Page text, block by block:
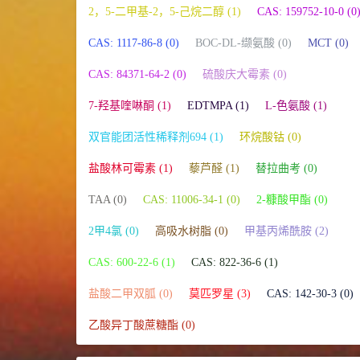
2，5-二甲基-2，5-己烷二醇 (1) CAS: 159752-10-0 (0)
CAS: 1117-86-8 (0) BOC-DL-缬氨酸 (0) MCT (0)
CAS: 84371-64-2 (0) 硫酸庆大霉素 (0)
7-羟基喹啉酮 (1) EDTMPA (1) L-色氨酸 (1)
双官能团活性稀释剂694 (1) 环烷酸钴 (0)
盐酸林可霉素 (1) 藜芦醛 (1) 替拉曲考 (0)
TAA (0) CAS: 11006-34-1 (0) 2-糠酸甲酯 (0)
2甲4氯 (0) 高吸水树脂 (0) 甲基丙烯酰胺 (2)
CAS: 600-22-6 (1) CAS: 822-36-6 (1)
盐酸二甲双胍 (0) 莫匹罗星 (3) CAS: 142-30-3 (0)
乙酸异丁酸蔗糖酯 (0)